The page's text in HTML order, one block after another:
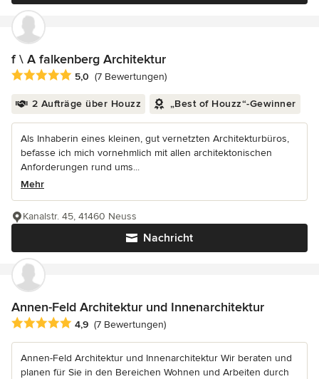
f \ A falkenberg Architektur
Durchschnittliche Bewertung: 5 von 5 Sternen
5,0 (7 Bewertungen)
2 Aufträge über Houzz „Best of Houzz“-Gewinner
Als Inhaberin eines kleinen, gut vernetzten Architekturbüros,
befasse ich mich vornehmlich mit allen architektonischen
Anforderungen rund ums...
Mehr
Nachricht
Kanalstr. 45, 41460 Neuss
Annen-Feld Architektur und Innenarchitektur
Durchschnittliche Bewertung: 4.9 von 5 Sternen
4,9 (7 Bewertungen)
Annen-Feld Architektur und Innenarchitektur Wir beraten und
planen für Sie in den Bereichen Wohnen und Arbeiten durch